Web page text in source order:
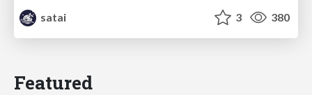
satai
3 380
Featured